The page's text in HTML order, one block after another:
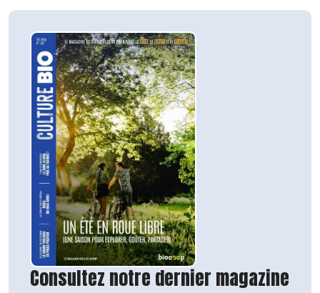
Consultez notre dernier magazine